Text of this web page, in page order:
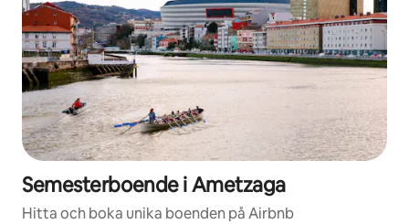
Semesterboende i Ametzaga
Hitta och boka unika boenden på Airbnb